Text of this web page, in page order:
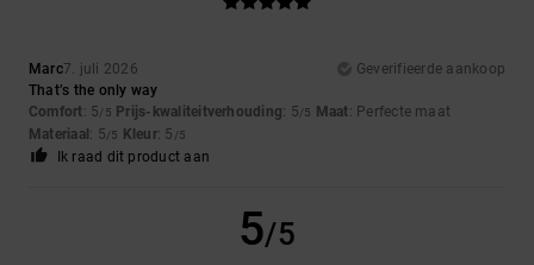
Marc7. juli 2026
Geverifieerde aankoop
That’s the only way
Comfort: 5/5 Prijs-kwaliteitverhouding: 5/5 Maat: Perfecte maat
Materiaal: 5/5 Kleur: 5 /5
Ik raad dit product aan
5/5